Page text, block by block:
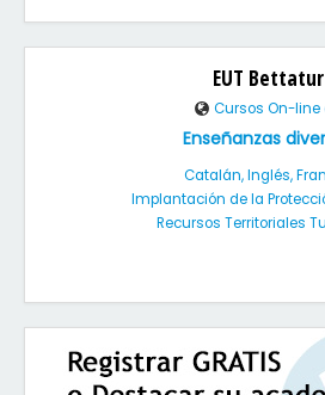
EUT Bettatur
Cursos On-line
Enseñanzas
Catalán, Inglés,
Implantación de la
Recursos Territoriales